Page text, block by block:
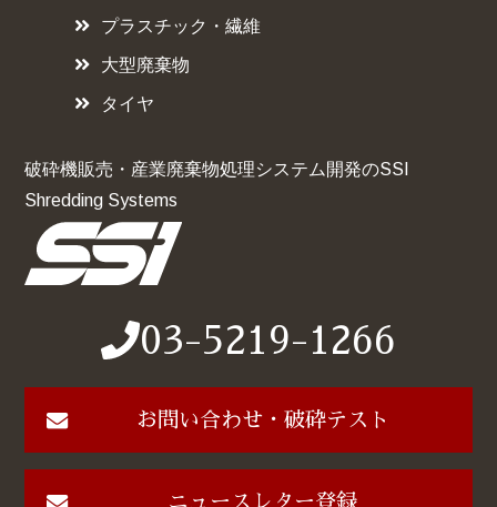
プラスチック・繊維
大型廃棄物
タイヤ
破砕機販売・産業廃棄物処理システム開発のSSI
Shredding Systems
03-5219-1266
お問い合わせ・破砕テスト
ニュースレター登録